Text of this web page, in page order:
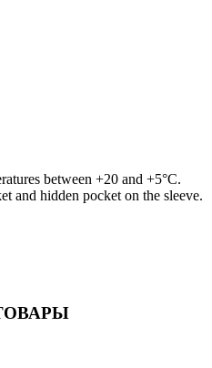
between +20 and +5°C.
and hidden pocket on the sleeve.